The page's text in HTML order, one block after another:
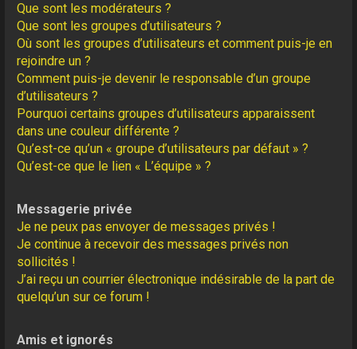
Que sont les modérateurs ?
Que sont les groupes d’utilisateurs ?
Où sont les groupes d’utilisateurs et comment puis-je en
rejoindre un ?
Comment puis-je devenir le responsable d’un groupe
d’utilisateurs ?
Pourquoi certains groupes d’utilisateurs apparaissent
dans une couleur différente ?
Qu’est-ce qu’un « groupe d’utilisateurs par défaut » ?
Qu’est-ce que le lien « L’équipe » ?
Messagerie privée
Je ne peux pas envoyer de messages privés !
Je continue à recevoir des messages privés non
sollicités !
J’ai reçu un courrier électronique indésirable de la part de
quelqu’un sur ce forum !
Amis et ignorés